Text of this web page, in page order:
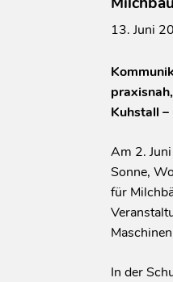
13. Juni
Kuhstall
Am 2.
Sonne,
für
In der